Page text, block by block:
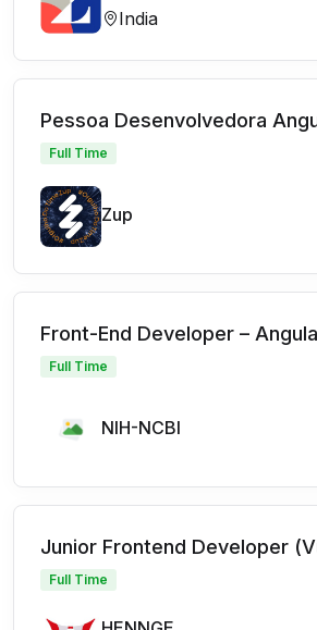
India
Pessoa Desenvolvedora
Full Time
Zup
Front-End Developer –
Full Time
NIH-NCBI
Junior Frontend Developer
Full Time